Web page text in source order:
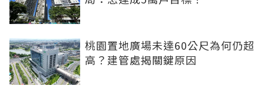
桃園置地廣場未達60公尺為何仍超
高？建管處揭關鍵原因